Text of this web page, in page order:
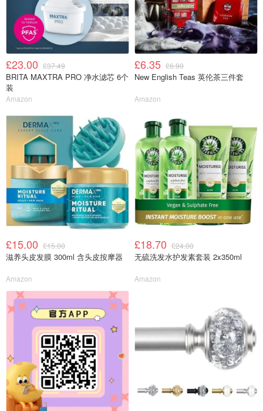
£23.00 £37.49
BRITA MAXTRA PRO 净水滤芯 6个
装
Amazon
£6.35 £6.90
New English Teas 英伦茶三件套
Amazon
£15.00 £15.00
滋养头皮发膜 300ml 含头皮按摩器
Amazon
£18.70 £24.00
无硫洗发水护发素套装 2x350ml
Amazon